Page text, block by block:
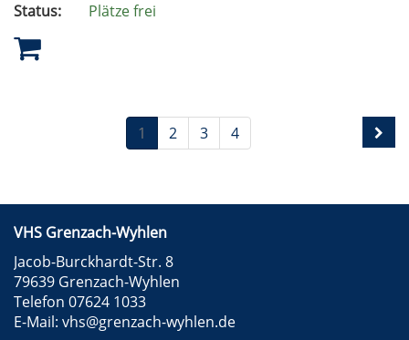
Status:
Plätze frei
1 2 3 4
VHS Grenzach-Wyhlen
Jacob-Burckhardt-Str. 8
79639 Grenzach-Wyhlen
Telefon 07624 1033
E-Mail: vhs@grenzach-wyhlen.de